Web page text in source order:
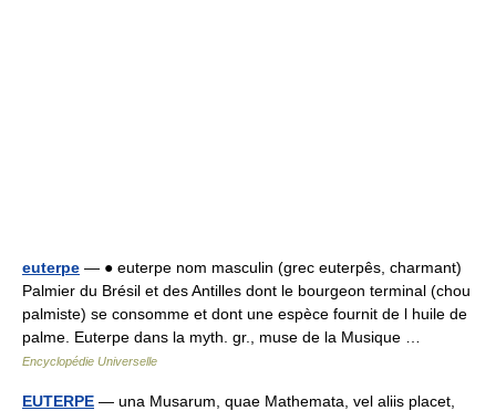
euterpe — ● euterpe nom masculin (grec euterpês, charmant)
Palmier du Brésil et des Antilles dont le bourgeon terminal (chou
palmiste) se consomme et dont une espèce fournit de l huile de
palme. Euterpe dans la myth. gr., muse de la Musique …
Encyclopédie Universelle
EUTERPE — una Musarum, quae Mathemata, vel aliis placet,